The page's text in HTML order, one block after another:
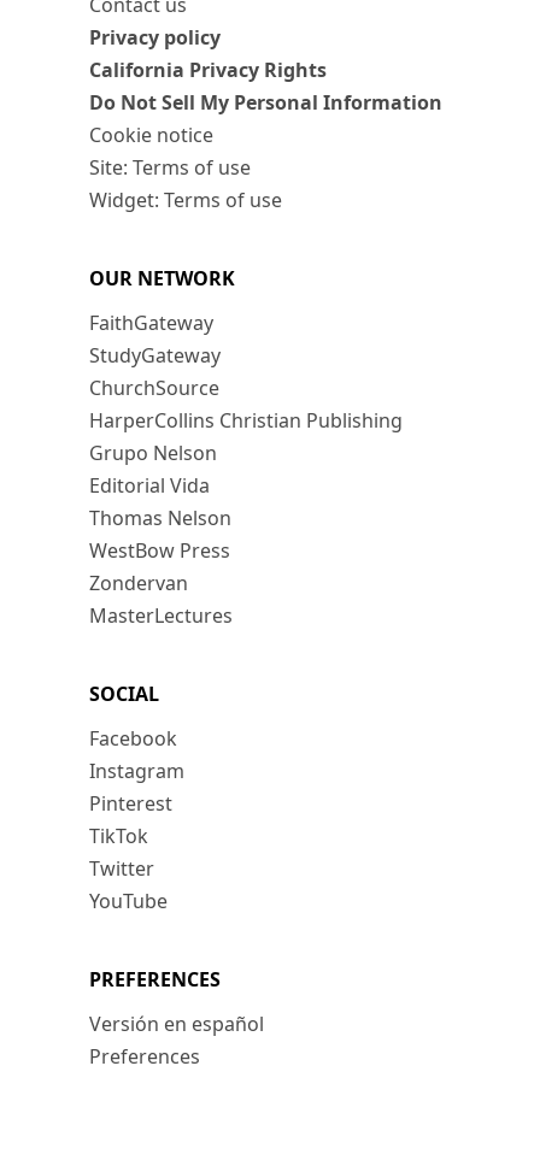
Privacy policy
California Privacy Rights
Do Not Sell My Personal Information
Cookie notice
Site: Terms of use
Widget: Terms of use
OUR NETWORK
FaithGateway
StudyGateway
ChurchSource
HarperCollins Christian Publishing
Grupo Nelson
Editorial Vida
Thomas Nelson
WestBow Press
Zondervan
MasterLectures
SOCIAL
Facebook
Instagram
Pinterest
TikTok
Twitter
YouTube
PREFERENCES
Versión en español
Preferences